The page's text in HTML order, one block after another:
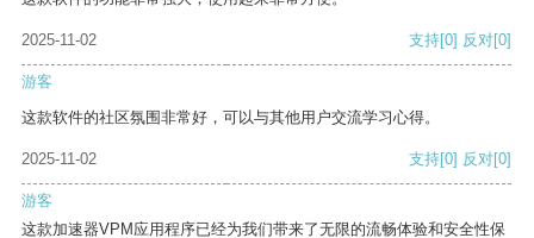
2025-11-02 支持[0] 反对[0]
游客
这款软件的社区氛围非常好，可以与其他用户交流学习心得。
2025-11-02 支持[0] 反对[0]
游客
这款加速器VPM应用程序已经为我们带来了无限的流畅体验和安全性保